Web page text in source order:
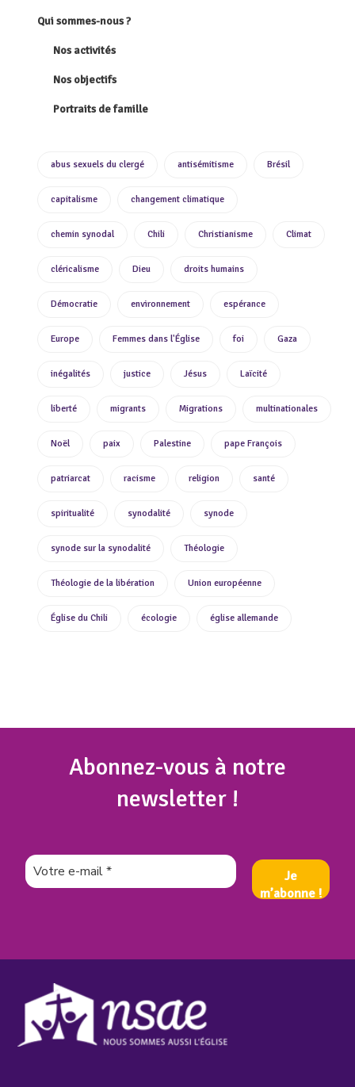
Qui sommes-nous ?
Nos activités
Nos objectifs
Portraits de famille
abus sexuels du clergé antisémitisme Brésil
capitalisme changement climatique
chemin synodal Chili Christianisme Climat
cléricalisme Dieu droits humains
Démocratie environnement espérance
Europe Femmes dans l'Église foi Gaza
inégalités justice Jésus Laïcité
liberté migrants Migrations multinationales
Noël paix Palestine pape François
patriarcat racisme religion santé
spiritualité synodalité synode
synode sur la synodalité Théologie
Théologie de la libération Union européenne
Église du Chili écologie église allemande
Abonnez-vous à notre
newsletter !